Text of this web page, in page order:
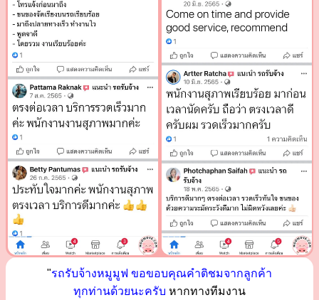
"รถรับจ้างหมูมูฟ ขอขอบคุณคำติชมจากลูกค้า
ทุกท่านด้วยนะครับ หากทางทีมงาน